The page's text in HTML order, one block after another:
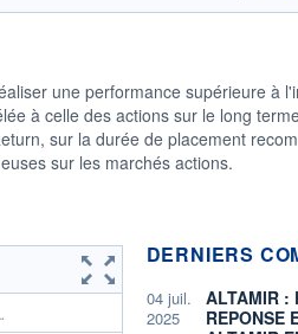
une performance supérieure à
à celle des actions sur le long
sur la durée de placement
sur les marchés actions.
DERNIERS
04 juil.
2025
ALTAMIR :
REPONSE